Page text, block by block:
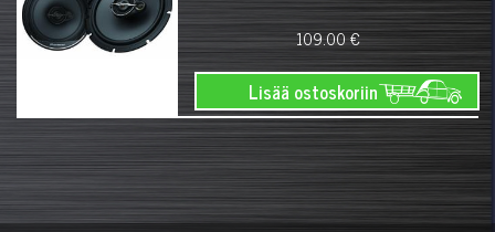
109.00 €
Lisää ostoskoriin